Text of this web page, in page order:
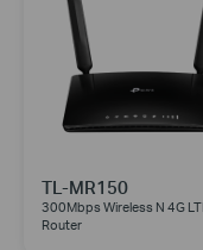
TL-MR150
300Mbps Wireless N 4G
Router